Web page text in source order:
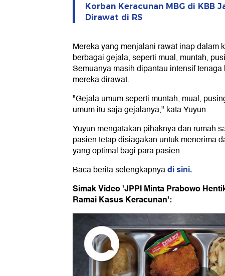
Korban Keracunan MBG di KBB
Dirawat di RS
Mereka yang menjalani rawat inap dalam
berbagai gejala, seperti mual, muntah,
Semuanya masih dipantau intensif
mereka dirawat.
"Gejala umum seperti muntah, mual,
umum itu saja gejalanya," kata Yuyun.
Yuyun mengatakan pihaknya dan rumah
pasien tetap disiagakan untuk menerima
yang optimal bagi para pasien.
Baca berita selengkapnyadi sini.
Simak Video 'JPPI Minta Prabowo
Ramai Kasus Keracunan':